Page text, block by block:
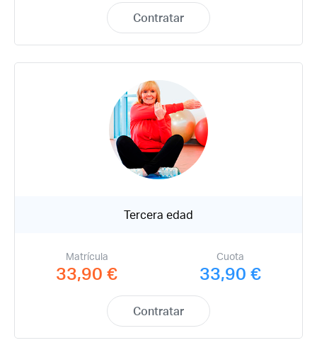
Acceso socios
Recuerda mis claves
Contratar
Tercera edad
Matrícula
33,90 €
Cuota
33,90 €
Contratar